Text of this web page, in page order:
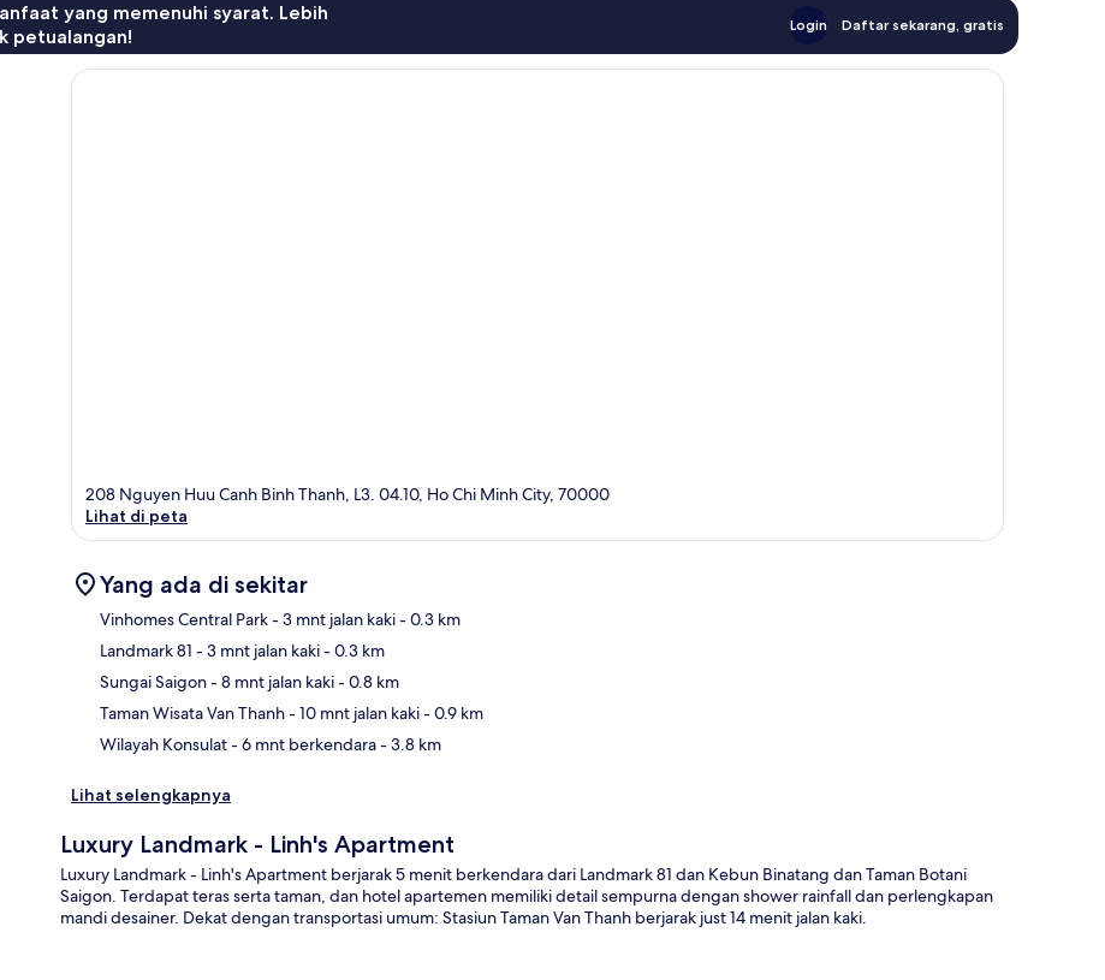
yang memenuhi syarat. Lebih
petualangan!
Login Daftar sekarang, gratis
208 Nguyen Huu Canh Binh Thanh, L3. 04.10, Ho Chi Minh City, 70000
Lihat di peta
Yang ada di sekitar
Vinhomes Central Park- 3 mnt jalan kaki- 0.3 km
Landmark 81 - 3 mnt jalan kaki- 0.3 km
Sungai Saigon- 8 mnt jalan kaki- 0.8 km
Taman Wisata Van Thanh- 10 mnt jalan kaki- 0.9 km
Wilayah Konsulat- 6 mnt berkendara- 3.8 km
Lihat selengkapnya
Luxury Landmark - Linh's Apartment
Luxury Landmark - Linh's Apartment berjarak 5 menit berkendara dari Landmark 81 dan Kebun Binatang dan Taman Botani
Saigon. Terdapat teras serta taman, dan hotel apartemen memiliki detail sempurna dengan shower rainfall dan perlengkapan
mandi desainer. Dekat dengan transportasi umum: Stasiun Taman Van Thanh berjarak just 14 menit jalan kaki.